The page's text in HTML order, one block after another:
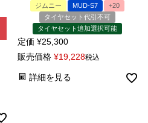
ジムニー MUD-S7
+20
タイヤセット代引不可
タイヤセット追加選択可能
定価 ¥25,300
販売価格 ¥19,228税込
詳細を見る